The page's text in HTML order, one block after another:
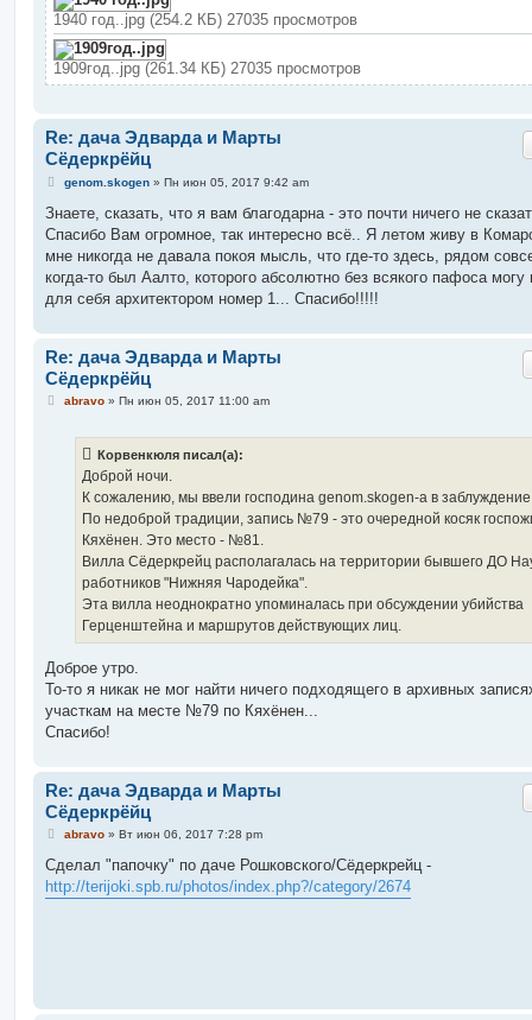
1940 год..jpg (254.2 КБ) 27035 просмотров
1909год..jpg (261.34 КБ) 27035 просмотров
Re: дача Эдварда и Марты
Сёдеркрёйц
С
о
щ
е
и
е
genom.skogen» Пн июн 05, 2017 9:42 am
Знаете, сказать, что я вам благодарна - это почти ничего не
Спасибо Вам огромное, так интересно всё.. Я летом живу в
мне никогда не давала покоя мысль, что где-то здесь, рядом
когда-то был Аалто, которого абсолютно без всякого пафоса могу
для себя архитектором номер 1... Спасибо!!!!!
Re: дача Эдварда и Марты
Сёдеркрёйц
Сabravo» Пн июн 05, 2017 11:00 am
Корвенкюля писал(а):
Доброй ночи.
К сожалению, мы ввели господина genom.skogen-а в
По недоброй традиции, запись №79 - это очередной косяк
Кяхёнен. Это место - №81.
Вилла Сёдеркрейц располагалась на территории бывшего ДО
работников "Нижняя Чародейка".
Эта вилла неоднократно упоминалась при обсуждении убийства
Герценштейна и маршрутов действующих лиц.
Доброе утро.
То-то я никак не мог найти ничего подходящего в архивных
участкам на месте №79 по Кяхёнен...
Спасибо!
Re: дача Эдварда и Марты
Сёдеркрёйц
С
о
б
щ
abravo» Вт июн 06, 2017 7:28 pm
Сделал "папочку" по даче Рошковского/Сёдеркрейц -
http://terijoki.spb.ru/photos/index.php?/category/2674